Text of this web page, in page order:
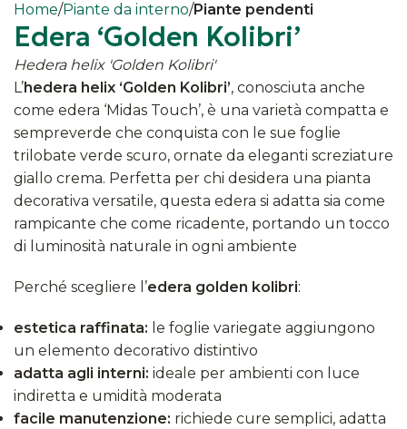
Home Piante da interno Piante pendenti
Edera ‘Golden Kolibri’
Hedera helix 'Golden Kolibri'
L’hedera helix ‘Golden Kolibri’, conosciuta anche
come edera ‘Midas Touch’, è una varietà compatta e
sempreverde che conquista con le sue foglie
trilobate verde scuro, ornate da eleganti screziature
giallo crema. Perfetta per chi desidera una pianta
decorativa versatile, questa edera si adatta sia come
rampicante che come ricadente, portando un tocco
di luminosità naturale in ogni ambiente
Perché scegliere l’edera golden kolibri:
estetica raffinata: le foglie variegate aggiungono
un elemento decorativo distintivo
adatta agli interni: ideale per ambienti con luce
indiretta e umidità moderata
facile manutenzione: richiede cure semplici, adatta